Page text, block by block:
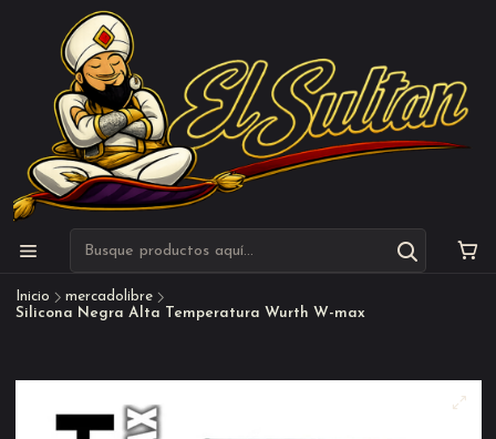
Inicio
mercadolibre
Silicona Negra Alta Temperatura Wurth W-max